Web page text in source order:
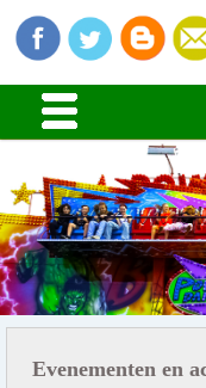
Evenementen en